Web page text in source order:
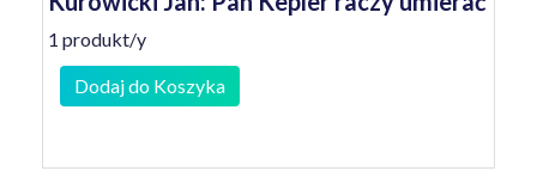
1 produkt/y
Dodaj do Koszyka